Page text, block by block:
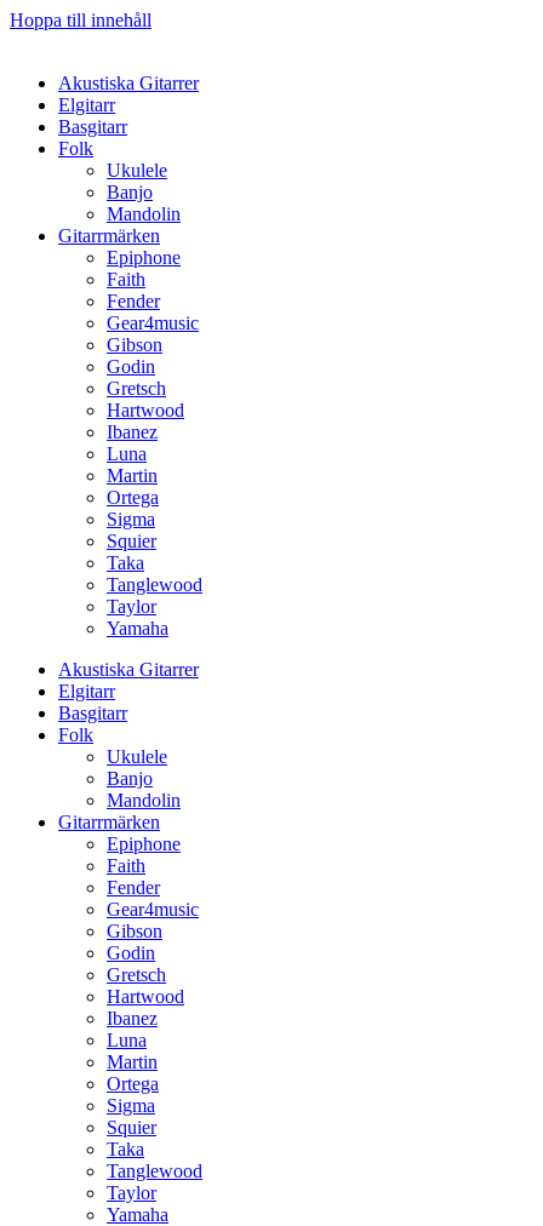
Hoppa till innehåll
Akustiska Gitarrer
Elgitarr
Basgitarr
Folk
Ukulele
Banjo
Mandolin
Gitarrmärken
Epiphone
Faith
Fender
Gear4music
Gibson
Godin
Gretsch
Hartwood
Ibanez
Luna
Martin
Ortega
Sigma
Squier
Taka
Tanglewood
Taylor
Yamaha
Akustiska Gitarrer
Elgitarr
Basgitarr
Folk
Ukulele
Banjo
Mandolin
Gitarrmärken
Epiphone
Faith
Fender
Gear4music
Gibson
Godin
Gretsch
Hartwood
Ibanez
Luna
Martin
Ortega
Sigma
Squier
Taka
Tanglewood
Taylor
Yamaha